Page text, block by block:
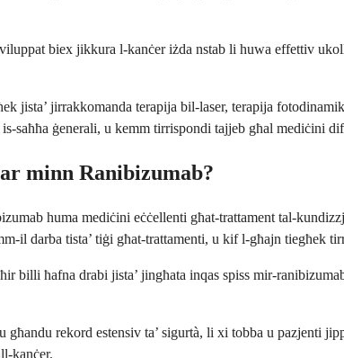
biex jikkura l-kanċer iżda nstab li huwa effettiv
jista’ jirrakkomanda terapija bil-laser, terapija
saħħa ġenerali, u kemm tirrispondi tajjeb għal mediċini
minn Ranibizumab?
huma mediċini eċċellenti għat-trattament tal-
il darba tista’ tiġi għat-trattamenti, u kif l-għajn tiegħek
billi ħafna drabi jista’ jingħata inqas spiss mir-
rekord estensiv ta’ sigurtà, li xi tobba u pazjenti
kanċer.